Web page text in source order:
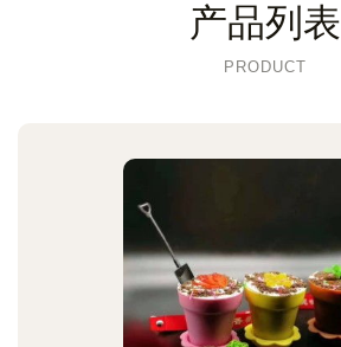
产品列表
PRODUCT